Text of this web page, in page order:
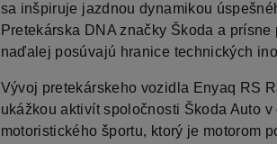
sa inšpiruje jazdnou dynamikou
Pretekárska DNA značky Škoda a
naďalej posúvajú hranice technických
Vývoj pretekárskeho vozidla Enyaq RS
ukážkou aktivít spoločnosti Škoda Auto
motoristického športu, ktorý je motorom